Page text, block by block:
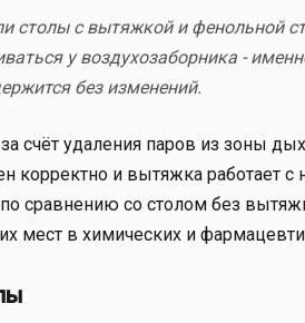
столы с вытяжкой и фенольной
у воздухозаборника -
без изменений.
счёт удаления паров из зоны
корректно и вытяжка работает
сравнению со столом без
мест в химических и